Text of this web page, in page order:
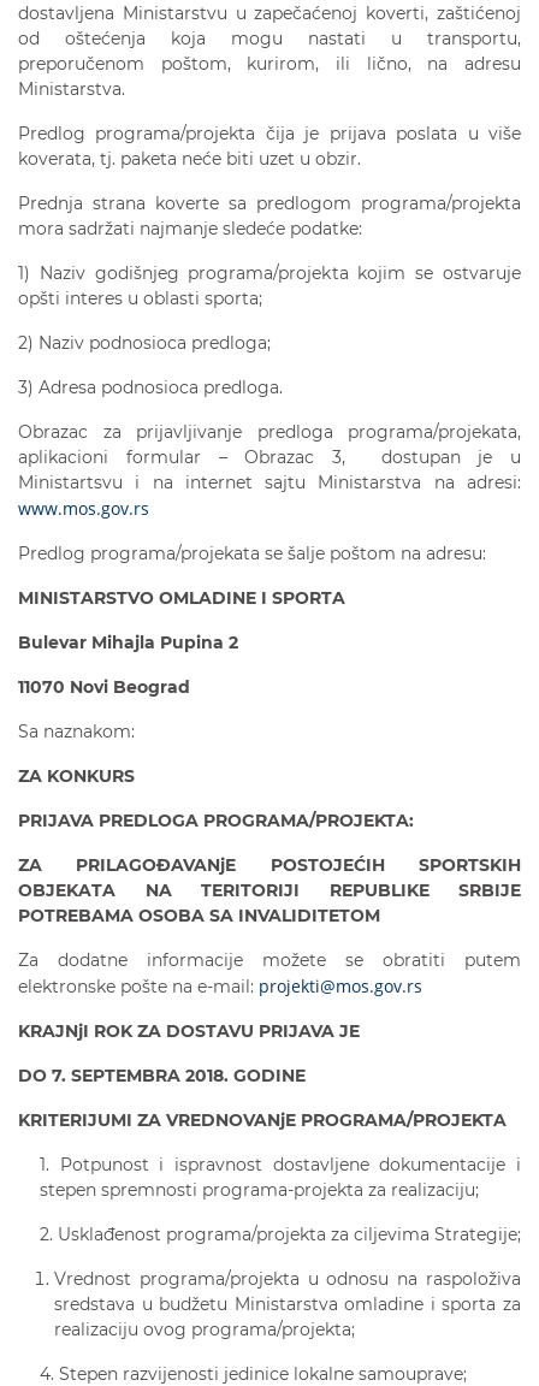
dostavljena Ministarstvu u zapečaćenoj koverti, zaštićenoj
od oštećenja koja mogu nastati u transportu,
preporučenom poštom, kurirom, ili lično, na adresu
Ministarstva.
Predlog programa/projekta čija je prijava poslata u više
koverata, tj. paketa neće biti uzet u obzir.
Prednja strana koverte sa predlogom programa/projekta
mora sadržati najmanje sledeće podatke:
1) Naziv godišnjeg programa/projekta kojim se ostvaruje
opšti interes u oblasti sporta;
2) Naziv podnosioca predloga;
3) Adresa podnosioca predloga.
Obrazac za prijavljivanje predloga programa/projekata,
aplikacioni formular – Obrazac 3, dostupan je u
Ministartsvu i na internet sajtu Ministarstva na adresi:
www.mos.gov.rs
Predlog programa/projekata se šalje poštom na adresu:
MINISTARSTVO OMLADINE I SPORTA
Bulevar Mihajla Pupina 2
11070 Novi Beograd
Sa naznakom:
ZA KONKURS
PRIJAVA PREDLOGA PROGRAMA/PROJEKTA:
ZA PRILAGOĐAVANjE POSTOJEĆIH SPORTSKIH
OBJEKATA NA TERITORIJI REPUBLIKE SRBIJE
POTREBAMA OSOBA SA INVALIDITETOM
Za dodatne informacije možete se obratiti putem
elektronske pošte na e-mail: projekti@mos.gov.rs
KRAJNjI ROK ZA DOSTAVU PRIJAVA JE
DO 7. SEPTEMBRA 2018. GODINE
KRITERIJUMI ZA VREDNOVANjE PROGRAMA/PROJEKTA
1. Potpunost i ispravnost dostavljene dokumentacije i
stepen spremnosti programa-projekta za realizaciju;
2. Usklađenost programa/projekta za ciljevima Strategije;
Vrednost programa/projekta u odnosu na raspoloživa
sredstava u budžetu Ministarstva omladine i sporta za
realizaciju ovog programa/projekta;
4. Stepen razvijenosti jedinice lokalne samouprave;